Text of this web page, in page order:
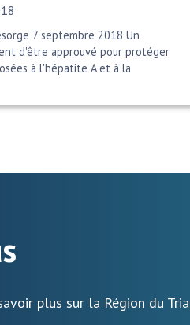
7 septembre 2018 Un
d'être approuvé pour protéger
à l'hépatite A et à la
plus sur la Région du